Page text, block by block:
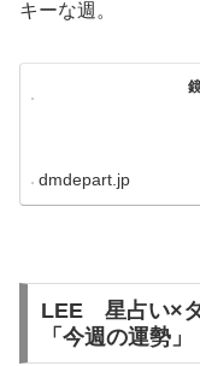
キーな週。
dmdepart.jp
LEE 星占い×
「今週の運勢」